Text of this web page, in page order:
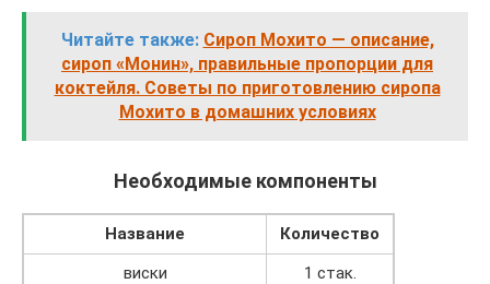
Читайте также: Сироп Мохито — описание,
сироп «Монин», правильные пропорции для
коктейля. Советы по приготовлению сиропа
Мохито в домашних условиях
Необходимые компоненты
Название
Количество
виски
1 стак.